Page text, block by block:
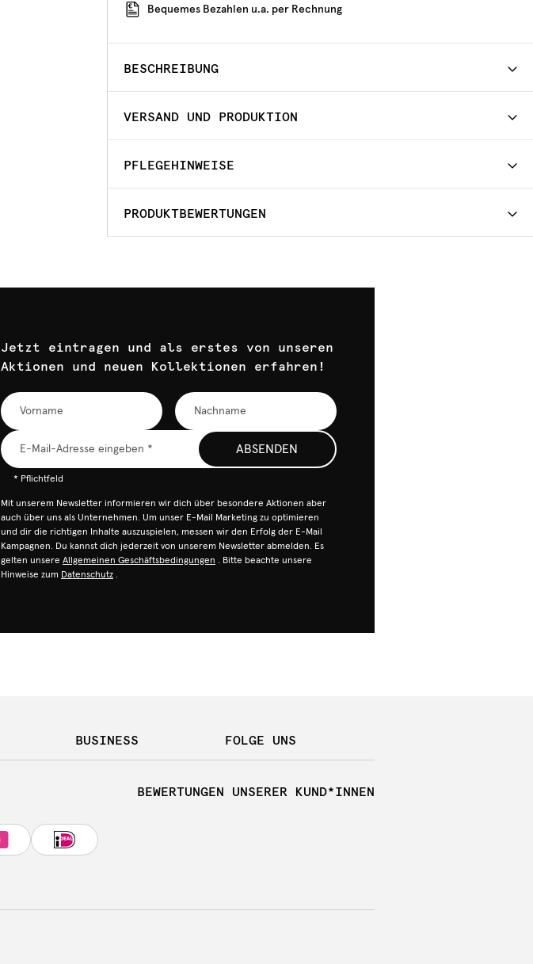
Bequemes Bezahlen u.a. per Rechnung
BESCHREIBUNG
VERSAND UND PRODUKTION
PFLEGEHINWEISE
PRODUKTBEWERTUNGEN
Jetzt eintragen und als erstes von unseren
Aktionen und neuen Kollektionen erfahren!
ABSENDEN
* Pflichtfeld
Mit unserem Newsletter informieren wir dich über besondere Aktionen aber
auch über uns als Unternehmen. Um unser E-Mail Marketing zu optimieren
und dir die richtigen Inhalte auszuspielen, messen wir den Erfolg der E-Mail
Kampagnen. Du kannst dich jederzeit von unserem Newsletter abmelden. Es
gelten unsere Allgemeinen Geschäftsbedingungen . Bitte beachte unsere
Hinweise zum Datenschutz .
BUSINESS FOLGE UNS
BEWERTUNGEN UNSERER KUND*INNEN